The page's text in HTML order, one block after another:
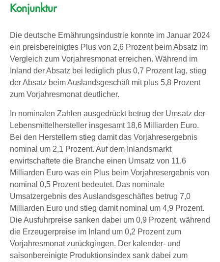
Konjunktur
Die deutsche Ernährungsindustrie konnte im Januar 2024
ein preisbereinigtes Plus von 2,6 Prozent beim Absatz im
Vergleich zum Vorjahresmonat erreichen. Während im
Inland der Absatz bei lediglich plus 0,7 Prozent lag, stieg
der Absatz beim Auslandsgeschäft mit plus 5,8 Prozent
zum Vorjahresmonat deutlicher.
In nominalen Zahlen ausgedrückt betrug der Umsatz der
Lebensmittelhersteller insgesamt 18,6 Milliarden Euro.
Bei den Herstellern stieg damit das Vorjahresergebnis
nominal um 2,1 Prozent. Auf dem Inlandsmarkt
erwirtschaftete die Branche einen Umsatz von 11,6
Milliarden Euro was ein Plus beim Vorjahresergebnis von
nominal 0,5 Prozent bedeutet. Das nominale
Umsatzergebnis des Auslandsgeschäftes betrug 7,0
Milliarden Euro und stieg damit nominal um 4,9 Prozent.
Die Ausfuhrpreise sanken dabei um 0,9 Prozent, während
die Erzeugerpreise im Inland um 0,2 Prozent zum
Vorjahresmonat zurückgingen. Der kalender- und
saisonbereinigte Produktionsindex sank dabei zum